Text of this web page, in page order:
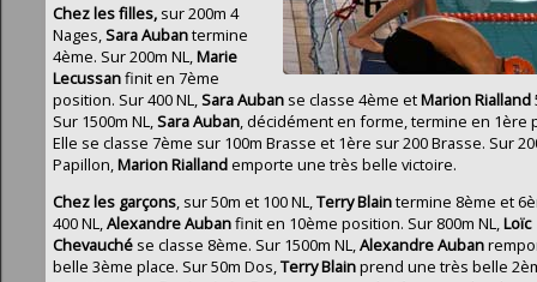
Chez les filles, sur 200m 4
Nages,Sara Aubantermine
4ème. Sur 200m NL,Marie
Lecussanfinit en 7ème
position. Sur 400 NL,Sara Auban se classe 4ème etMarion Rialland
Sur 1500m NL,Sara Auban, décidément en forme, termine en 1ère
Elle se classe 7ème sur 100m Brasse et 1ère sur 200 Brasse. Sur
Papillon,Marion Riallandemporte une très belle victoire.
Chez les garçons, sur 50m et 100 NL,Terry Blaintermine 8ème et
400 NL,Alexandre Aubanfinit en 10ème position. Sur 800m NL,Loïc
Chevauché se classe 8ème. Sur 1500m NL,Alexandre Auban
belle 3ème place. Sur 50m Dos,Terry Blainprend une très belle